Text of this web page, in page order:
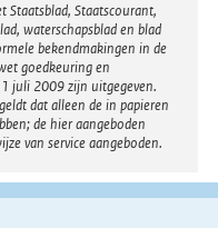
Staatsblad, Staatscourant,
waterschapsblad en blad
bekendmakingen in de
goedkeuring en
juli 2009 zijn uitgegeven.
dat alleen de in papieren
de hier aangeboden
van service aangeboden.